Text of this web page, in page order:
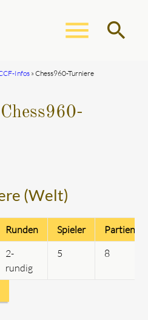
menu search
Infos Chess960-Turniere
(Welt)
Runden Spieler
Partien
2-
rundig
5 8